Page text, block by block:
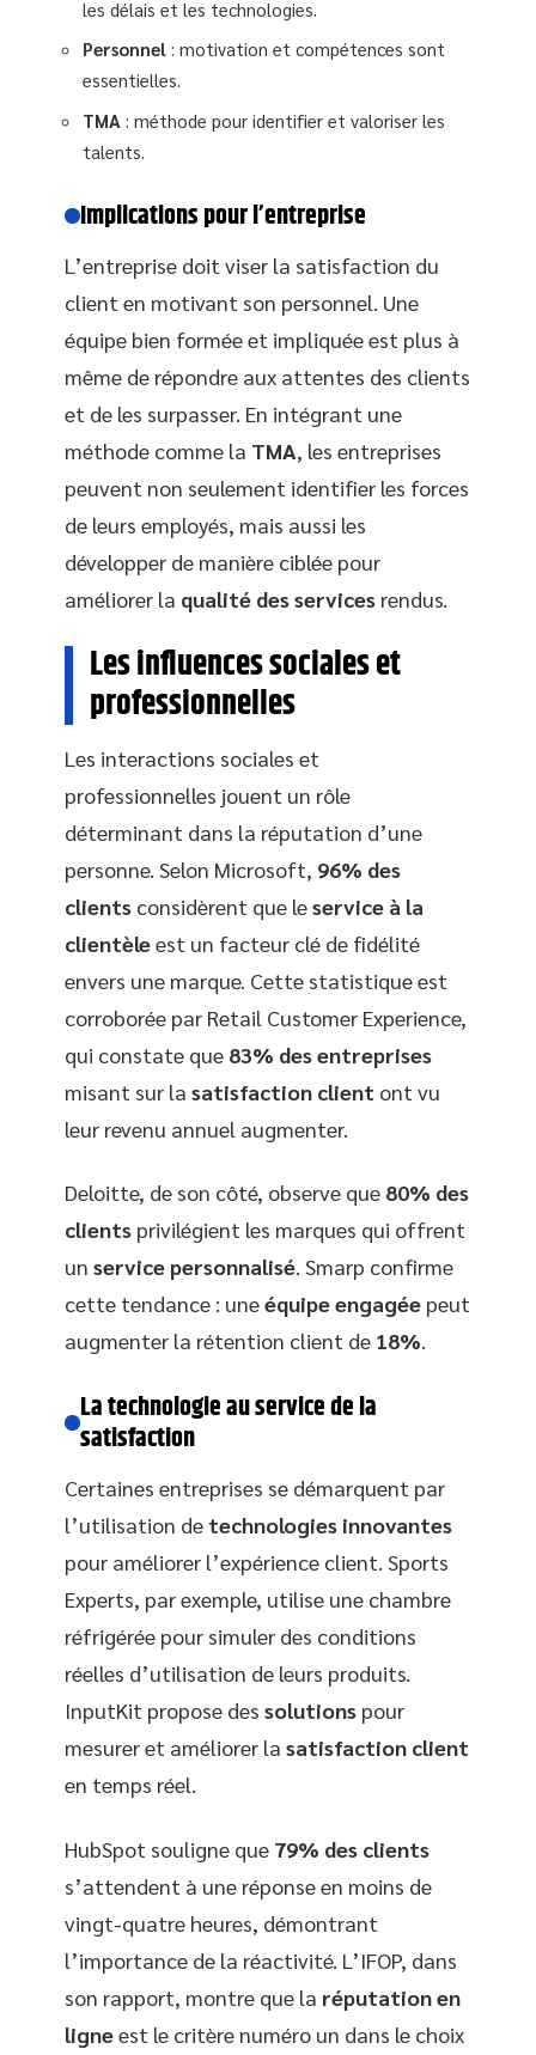
les délais et les technologies.
Personnel : motivation et compétences sont
essentielles.
TMA : méthode pour identifier et valoriser les
talents.
Implications pour l’entreprise
L’entreprise doit viser la satisfaction du
client en motivant son personnel. Une
équipe bien formée et impliquée est plus à
même de répondre aux attentes des clients
et de les surpasser. En intégrant une
méthode comme la TMA, les entreprises
peuvent non seulement identifier les forces
de leurs employés, mais aussi les
développer de manière ciblée pour
améliorer la qualité des services rendus.
Les influences sociales et
professionnelles
Les interactions sociales et
professionnelles jouent un rôle
déterminant dans la réputation d’une
personne. Selon Microsoft, 96% des
clients considèrent que leservice à la
clientèleest un facteur clé de fidélité
envers une marque. Cette statistique est
corroborée par Retail Customer Experience,
qui constate que 83% des entreprises
misant sur la satisfaction client ont vu
leur revenu annuel augmenter.
Deloitte, de son côté, observe que 80% des
clients privilégient les marques qui offrent
un service personnalisé. Smarp confirme
cette tendance : uneéquipe engagée peut
augmenter la rétention client de 18%.
La technologie au service de la
satisfaction
Certaines entreprises se démarquent par
l’utilisation de technologies innovantes
pour améliorer l’expérience client. Sports
Experts, par exemple, utilise une chambre
réfrigérée pour simuler des conditions
réelles d’utilisation de leurs produits.
InputKit propose des solutions pour
mesurer et améliorer la satisfaction client
en temps réel.
HubSpot souligne que 79% des clients
s’attendent à une réponse en moins de
vingt-quatre heures, démontrant
l’importance de la réactivité. L’IFOP, dans
son rapport, montre que la réputation en
ligneest le critère numéro un dans le choix